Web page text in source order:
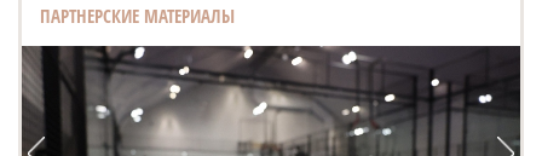
ПАРТНЕРСКИЕ МАТЕРИАЛЫ